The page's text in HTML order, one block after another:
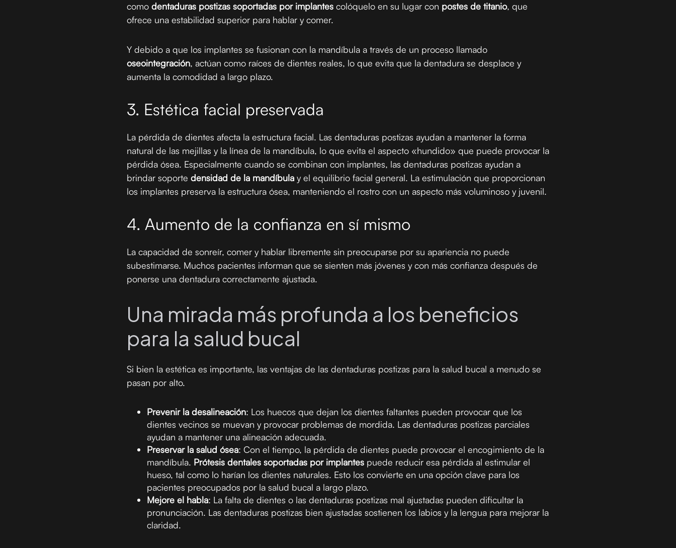
como dentaduras postizas soportadas por implantes colóquelo en su lugar con postes de titanio, que
ofrece una estabilidad superior para hablar y comer.
Y debido a que los implantes se fusionan con la mandíbula a través de un proceso llamado
oseointegración, actúan como raíces de dientes reales, lo que evita que la dentadura se desplace y
aumenta la comodidad a largo plazo.
3. Estética facial preservada
La pérdida de dientes afecta la estructura facial. Las dentaduras postizas ayudan a mantener la forma
natural de las mejillas y la línea de la mandíbula, lo que evita el aspecto «hundido» que puede provocar la
pérdida ósea. Especialmente cuando se combinan con implantes, las dentaduras postizas ayudan a
brindar soporte densidad de la mandíbula y el equilibrio facial general. La estimulación que proporcionan
los implantes preserva la estructura ósea, manteniendo el rostro con un aspecto más voluminoso y juvenil.
4. Aumento de la confianza en sí mismo
La capacidad de sonreír, comer y hablar libremente sin preocuparse por su apariencia no puede
subestimarse. Muchos pacientes informan que se sienten más jóvenes y con más confianza después de
ponerse una dentadura correctamente ajustada.
Una mirada más profunda a los beneficios
para la salud bucal
Si bien la estética es importante, las ventajas de las dentaduras postizas para la salud bucal a menudo se
pasan por alto.
Prevenir la desalineación: Los huecos que dejan los dientes faltantes pueden provocar que los
dientes vecinos se muevan y provocar problemas de mordida. Las dentaduras postizas parciales
ayudan a mantener una alineación adecuada.
Preservar la salud ósea: Con el tiempo, la pérdida de dientes puede provocar el encogimiento de la
mandíbula. Prótesis dentales soportadas por implantes puede reducir esa pérdida al estimular el
hueso, tal como lo harían los dientes naturales. Esto los convierte en una opción clave para los
pacientes preocupados por la salud bucal a largo plazo.
Mejore el habla: La falta de dientes o las dentaduras postizas mal ajustadas pueden dificultar la
pronunciación. Las dentaduras postizas bien ajustadas sostienen los labios y la lengua para mejorar la
claridad.